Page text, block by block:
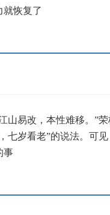
就恢复了
山易改，本性难移。”
七岁看老”的说法。可
事